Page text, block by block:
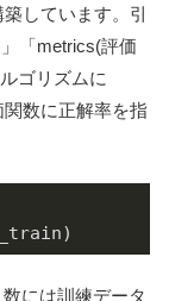
しています。引
「metrics(評価
ゴリズムに
数に正解率を指
には訓練データ